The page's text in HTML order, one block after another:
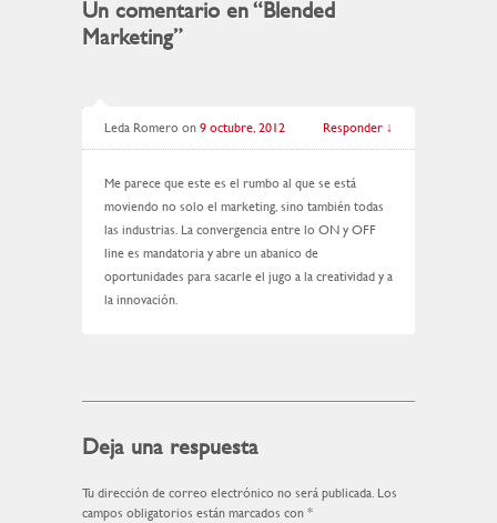
Un comentario en “Blended
Marketing”
Leda Romero on 9 octubre, 2012 Responder ↓
Me parece que este es el rumbo al que se está
moviendo no solo el marketing, sino también todas
las industrias. La convergencia entre lo ON y OFF
line es mandatoria y abre un abanico de
oportunidades para sacarle el jugo a la creatividad y a
la innovación.
Deja una respuesta
Tu dirección de correo electrónico no será publicada. Los
campos obligatorios están marcados con *